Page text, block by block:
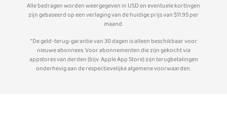
Alle bedragen worden weergegeven in USD en eventuele kortingen
zijn gebaseerd op een verlaging van de huidige prijs van$11.95per
maand.
*De geld-terug-garantie van 30 dagen is alleen beschikbaar voor
nieuwe abonnees. Voor abonnementen die zijn gekocht via
appstores van derden (bijv. Apple App Store) zijn terugbetalingen
onderhevig aan de respectievelijke algemene voorwaarden.